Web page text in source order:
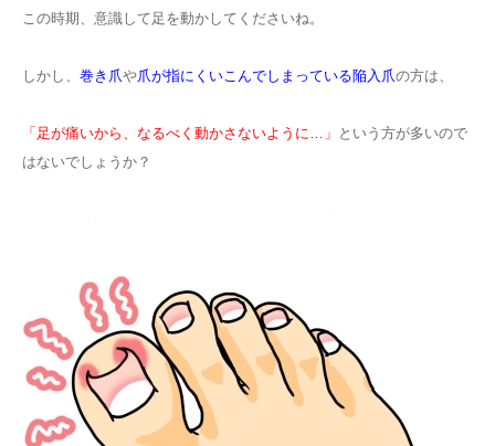
この時期、意識して足を動かしてくださいね。
しかし、 巻き爪や爪が指にくいこんでしまっている陥入爪の方は、
「足が痛いから、なるべく動かさないように…」 という方が多いので
はないでしょうか？